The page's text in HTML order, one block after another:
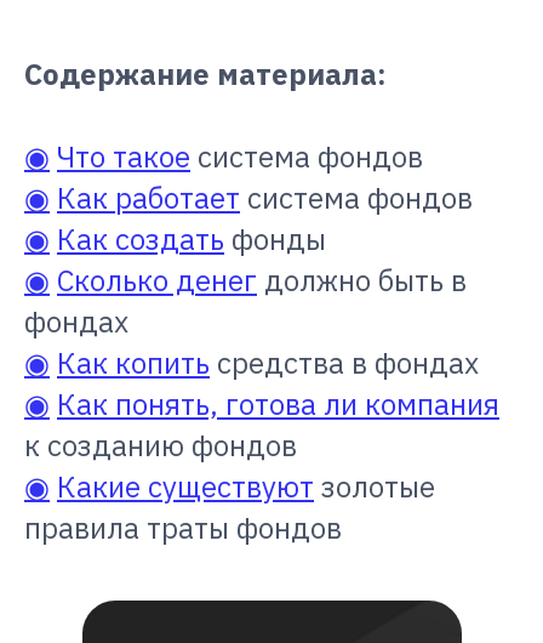
Содержание материала:
◉ Что такое система фондов
◉ Как работает система фондов
◉ Как создать фонды
◉ Сколько денег должно быть в
фондах
◉ Как копить средства в фондах
◉ Как понять, готова ли компания
к созданию фондов
◉ Какие существуют золотые
правила траты фондов